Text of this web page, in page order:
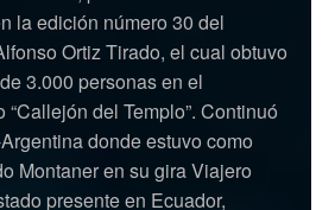
la edición número 30 del
Ortiz Tirado, el cual obtuvo
3.000 personas en el
del Templo”. Continuó
donde estuvo como
Montaner en su gira Viajero
presente en Ecuador,